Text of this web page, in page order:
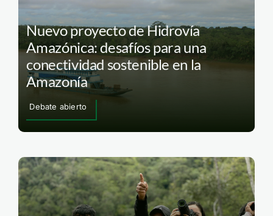
Nuevo proyecto de Hidrovía
Amazónica: desafíos para una
conectividad sostenible en la
Amazonía
Debate abierto